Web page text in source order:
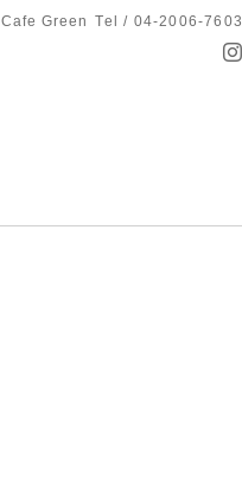
Cafe Green Tel / 04-2006-7603